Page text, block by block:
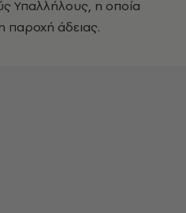
Υπαλλήλους, η οποία
παροχή άδειας.